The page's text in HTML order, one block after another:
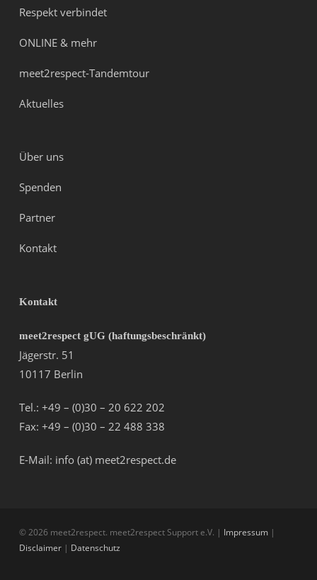
Respekt verbindet
ONLINE & mehr
meet2respect-Tandemtour
Aktuelles
Über uns
Spenden
Partner
Kontakt
Kontakt
meet2respect gUG (haftungsbeschränkt)
Jägerstr. 51
10117 Berlin
Tel.: +49 – (0)30 – 20 622 202
Fax: +49 – (0)30 – 22 488 338
E-Mail: info (at) meet2respect.de
© 2026 meet2respect. meet2respect Support e.V. | Impressum|
Disclaimer| Datenschutz